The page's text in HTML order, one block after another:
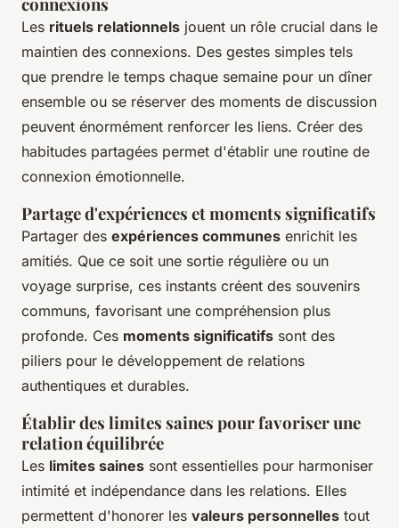
Les rituels relationnels jouent un rôle crucial dans le
maintien des connexions. Des gestes simples tels
que prendre le temps chaque semaine pour un dîner
ensemble ou se réserver des moments de discussion
peuvent énormément renforcer les liens. Créer des
habitudes partagées permet d'établir une routine de
connexion émotionnelle.
Partage d'expériences et moments significatifs
Partager des expériences communes enrichit les
amitiés. Que ce soit une sortie régulière ou un
voyage surprise, ces instants créent des souvenirs
communs, favorisant une compréhension plus
profonde. Ces moments significatifs sont des
piliers pour le développement de relations
authentiques et durables.
Établir des limites saines pour favoriser une
relation équilibrée
Les limites saines sont essentielles pour harmoniser
intimité et indépendance dans les relations. Elles
permettent d'honorer les valeurs personnelles tout